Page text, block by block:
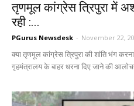
तृणमूल कांग्रेस त्रिपुरा में
रही :...
PGurus Newsdesk - November 22,
क्या तृणमूल कांग्रेस त्रिपुरा की शांति भंग
गृहमंत्रालय के बाहर धरना दिए जाने की